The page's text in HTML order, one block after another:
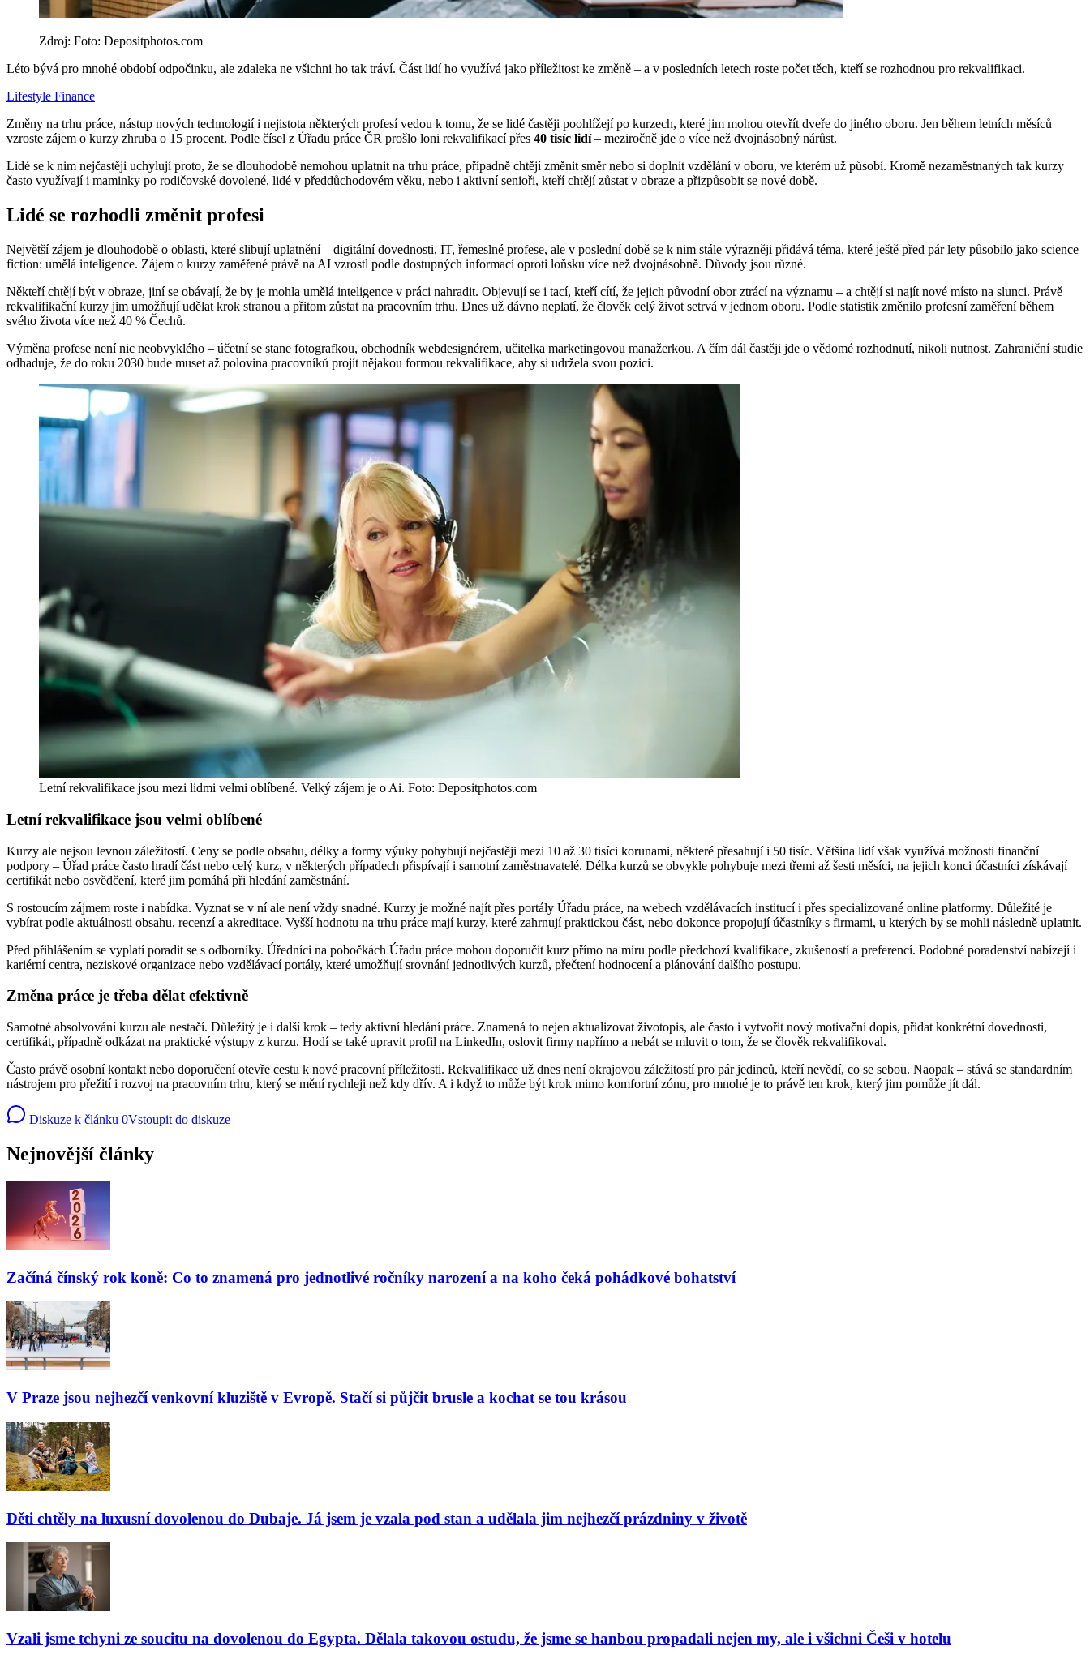
Zdroj: Foto: Depositphotos.com
Léto bývá pro mnohé období odpočinku, ale zdaleka ne všichni ho tak tráví. Část lidí ho využívá jako příležitost ke změně – a v posledních letech roste počet těch, kteří se rozhodnou pro rekvalifikaci.
Lifestyle Finance
Změny na trhu práce, nástup nových technologií i nejistota některých profesí vedou k tomu, že se lidé častěji poohlížejí po kurzech, které jim mohou otevřít dveře do jiného oboru. Jen během letních měsíců
vzroste zájem o kurzy zhruba o 15 procent. Podle čísel z Úřadu práce ČR prošlo loni rekvalifikací přes 40 tisíc lidí– meziročně jde o více než dvojnásobný nárůst.
Lidé se k nim nejčastěji uchylují proto, že se dlouhodobě nemohou uplatnit na trhu práce, případně chtějí změnit směr nebo si doplnit vzdělání v oboru, ve kterém už působí. Kromě nezaměstnaných tak kurzy
často využívají i maminky po rodičovské dovolené, lidé v předdůchodovém věku, nebo i aktivní senioři, kteří chtějí zůstat v obraze a přizpůsobit se nové době.
Lidé se rozhodli změnit profesi
Největší zájem je dlouhodobě o oblasti, které slibují uplatnění – digitální dovednosti, IT, řemeslné profese, ale v poslední době se k nim stále výrazněji přidává téma, které ještě před pár lety působilo jako science
fiction: umělá inteligence. Zájem o kurzy zaměřené právě na AI vzrostl podle dostupných informací oproti loňsku více než dvojnásobně. Důvody jsou různé.
Někteří chtějí být v obraze, jiní se obávají, že by je mohla umělá inteligence v práci nahradit. Objevují se i tací, kteří cítí, že jejich původní obor ztrácí na významu – a chtějí si najít nové místo na slunci. Právě
rekvalifikační kurzy jim umožňují udělat krok stranou a přitom zůstat na pracovním trhu. Dnes už dávno neplatí, že člověk celý život setrvá v jednom oboru. Podle statistik změnilo profesní zaměření během
svého života více než 40 % Čechů.
Výměna profese není nic neobvyklého – účetní se stane fotografkou, obchodník webdesignérem, učitelka marketingovou manažerkou. A čím dál častěji jde o vědomé rozhodnutí, nikoli nutnost. Zahraniční studie
odhaduje, že do roku 2030 bude muset až polovina pracovníků projít nějakou formou rekvalifikace, aby si udržela svou pozici.
Letní rekvalifikace jsou mezi lidmi velmi oblíbené. Velký zájem je o Ai. Foto: Depositphotos.com
Letní rekvalifikace jsou velmi oblíbené
Kurzy ale nejsou levnou záležitostí. Ceny se podle obsahu, délky a formy výuky pohybují nejčastěji mezi 10 až 30 tisíci korunami, některé přesahují i 50 tisíc. Většina lidí však využívá možnosti finanční
podpory – Úřad práce často hradí část nebo celý kurz, v některých případech přispívají i samotní zaměstnavatelé. Délka kurzů se obvykle pohybuje mezi třemi až šesti měsíci, na jejich konci účastníci získávají
certifikát nebo osvědčení, které jim pomáhá při hledání zaměstnání.
S rostoucím zájmem roste i nabídka. Vyznat se v ní ale není vždy snadné. Kurzy je možné najít přes portály Úřadu práce, na webech vzdělávacích institucí i přes specializované online platformy. Důležité je
vybírat podle aktuálnosti obsahu, recenzí a akreditace. Vyšší hodnotu na trhu práce mají kurzy, které zahrnují praktickou část, nebo dokonce propojují účastníky s firmami, u kterých by se mohli následně uplatnit.
Před přihlášením se vyplatí poradit se s odborníky. Úředníci na pobočkách Úřadu práce mohou doporučit kurz přímo na míru podle předchozí kvalifikace, zkušeností a preferencí. Podobné poradenství nabízejí i
kariérní centra, neziskové organizace nebo vzdělávací portály, které umožňují srovnání jednotlivých kurzů, přečtení hodnocení a plánování dalšího postupu.
Změna práce je třeba dělat efektivně
Samotné absolvování kurzu ale nestačí. Důležitý je i další krok – tedy aktivní hledání práce. Znamená to nejen aktualizovat životopis, ale často i vytvořit nový motivační dopis, přidat konkrétní dovednosti,
certifikát, případně odkázat na praktické výstupy z kurzu. Hodí se také upravit profil na LinkedIn, oslovit firmy napřímo a nebát se mluvit o tom, že se člověk rekvalifikoval.
Často právě osobní kontakt nebo doporučení otevře cestu k nové pracovní příležitosti. Rekvalifikace už dnes není okrajovou záležitostí pro pár jedinců, kteří nevědí, co se sebou. Naopak – stává se standardním
nástrojem pro přežití i rozvoj na pracovním trhu, který se mění rychleji než kdy dřív. A i když to může být krok mimo komfortní zónu, pro mnohé je to právě ten krok, který jim pomůže jít dál.
Diskuze k článku 0Vstoupit do diskuze
Nejnovější články
Začíná čínský rok koně: Co to znamená pro jednotlivé ročníky narození a na koho čeká pohádkové bohatství
V Praze jsou nejhezčí venkovní kluziště v Evropě. Stačí si půjčit brusle a kochat se tou krásou
Děti chtěly na luxusní dovolenou do Dubaje. Já jsem je vzala pod stan a udělala jim nejhezčí prázdniny v životě
Vzali jsme tchyni ze soucitu na dovolenou do Egypta. Dělala takovou ostudu, že jsme se hanbou propadali nejen my, ale i všichni Češi v hotelu